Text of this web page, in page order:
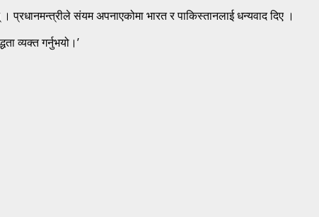
संयम अपनाएकोमा भारत र पाकिस्तानलाई धन्यवाद दिए ।
व्यक्त गर्नुभयो।’